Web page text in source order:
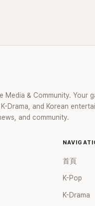
Media & Community. Your
Drama, and Korean
and community.
首頁
K-Pop
K-Drama